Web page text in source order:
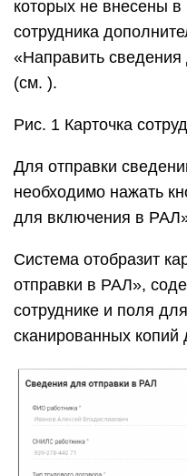
которых не внесены в
сотрудника
«Направить
(см. ).
Рис. 1 Карточка
Для отправки
необходимо нажать
для включения в
Система отобразит
отправки в РАЛ»,
сотруднике и поля
сканированных копий